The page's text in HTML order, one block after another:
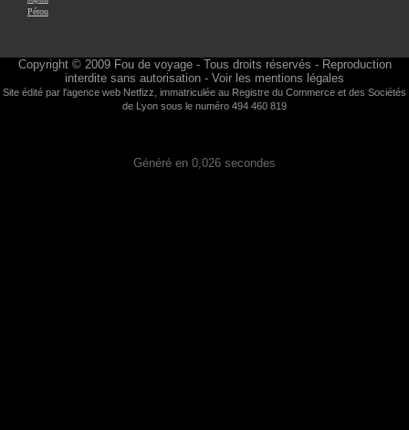
Pérou
Copyright © 2009 Fou de voyage- Tous droits réservés - Reproduction
interdite sans autorisation - Voir les mentions légales
Site édité par l'agence web Netfizz , immatriculée au Registre du Commerce et des Sociétés
de Lyon sous le numéro 494 460 819
Généré en 0,026 secondes